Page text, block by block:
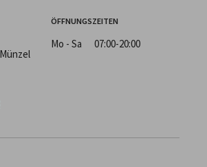
ÖFFNUNGSZEITEN
Mo - Sa 07:00-20:00